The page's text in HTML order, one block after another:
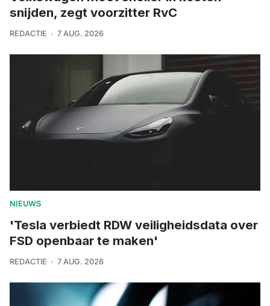
snijden, zegt voorzitter RvC
REDACTIE 7 AUG. 2026
NIEUWS
'Tesla verbiedt RDW veiligheidsdata over
FSD openbaar te maken'
REDACTIE 7 AUG. 2026